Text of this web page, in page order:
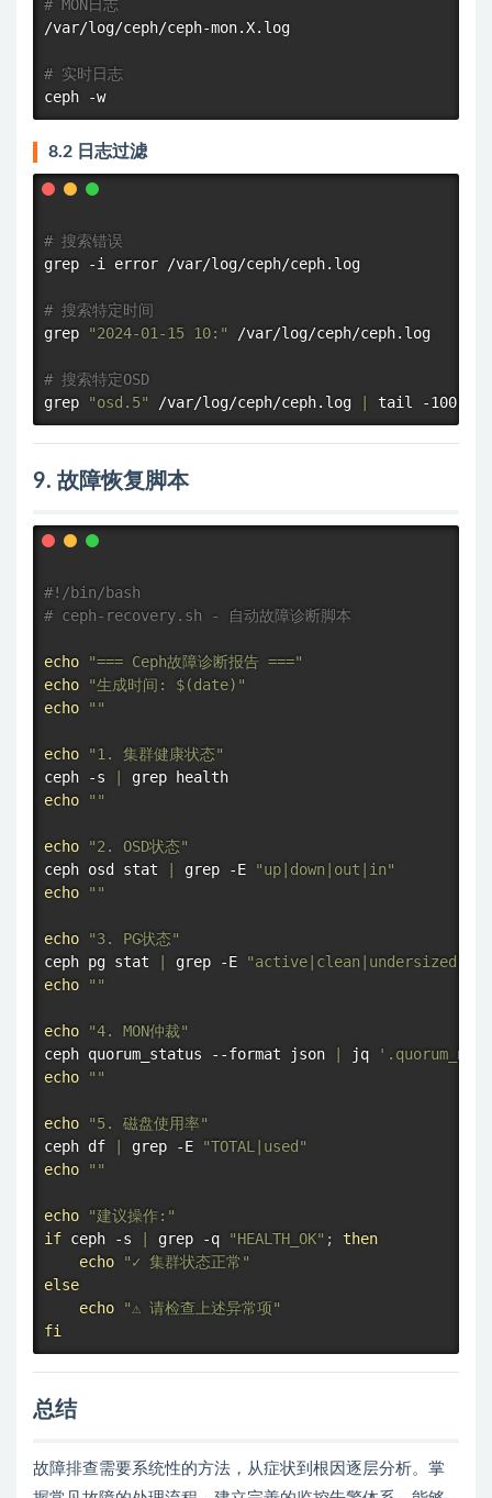
# MON日志
/var/log/ceph/ceph-mon.X.log
# 实时日志
8.2 日志过滤
# 搜索错误
grep -i error /var/log/ceph/ceph.log
# 搜索特定时间
grep
"2024-01-15 10:" /var/log/ceph/ceph.log
# 搜索特定OSD
grep
"osd.5" /var/log/ceph/ceph.log tail
9. 故障恢复脚本
#!/bin/bash
# ceph-recovery.sh - 自动故障诊断脚本
echo
"=== Ceph故障诊断报告 ==="
echo
"生成时间: $(date) "
echo
""
echo
"1. 集群健康状态"
ceph -s
grep
echo
""
echo
"2. OSD状态"
ceph osd stat grep -E
"up|down|out|in"
echo
""
echo
"3. PG状态"
ceph pg stat grep -E
"active|clean|undersized"
echo
""
echo
"4. MON仲裁"
ceph quorum_status --format json
jq
echo
""
echo
"5. 磁盘使用率"
ceph df grep -E
"TOTAL|used"
echo
""
echo
"建议操作:"
if ceph -s grep -q "HEALTH_OK" ;
then
echo
"✓ 集群状态正常"
else
echo
"⚠ 请检查上述异常项"
fi
总结
故障排查需要系统性的方法，从症状到根因逐层分析。掌